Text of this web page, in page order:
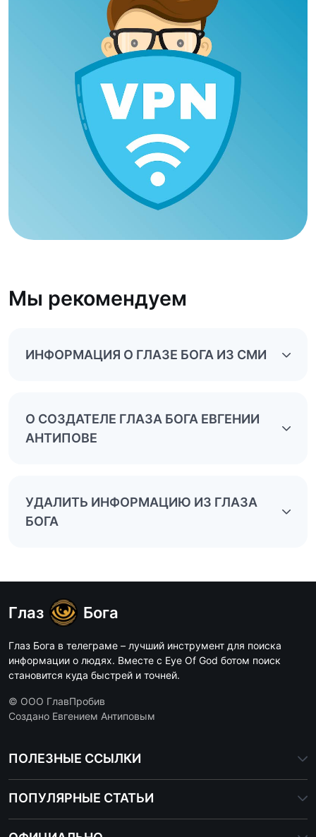
Мы рекомендуем
ИНФОРМАЦИЯ О ГЛАЗЕ БОГА ИЗ СМИ
О СОЗДАТЕЛЕ ГЛАЗА БОГА ЕВГЕНИИ
АНТИПОВЕ
УДАЛИТЬ ИНФОРМАЦИЮ ИЗ ГЛАЗА
БОГА
Глаз Бога
Глаз Бога в телеграме – лучший инструмент для поиска
информации о людях. Вместе с Eye Of God ботом поиск
становится куда быстрей и точней.
© ООО ГлавПробив
Создано Евгением Антиповым
ПОЛЕЗНЫЕ ССЫЛКИ
ПОПУЛЯРНЫЕ СТАТЬИ